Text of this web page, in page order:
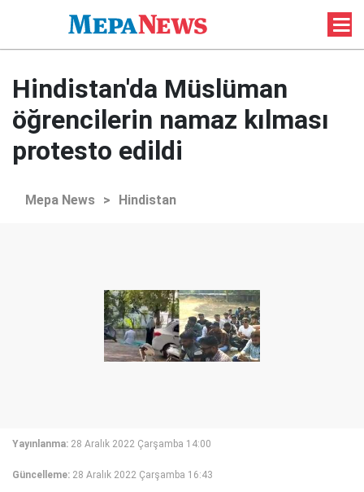
Hindistan'da Müslüman
öğrencilerin namaz kılması
protesto edildi
Mepa News > Hindistan
Yayınlanma: 28 Aralık 2022 Çarşamba 14:00
Güncelleme: 28 Aralık 2022 Çarşamba 16:43